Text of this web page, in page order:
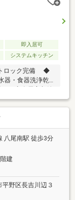
即入居可
システムキッチン
ロック完備 ◆
器・食器洗浄乾
八尾南駅 徒歩3分
建
平野区長吉川辺３